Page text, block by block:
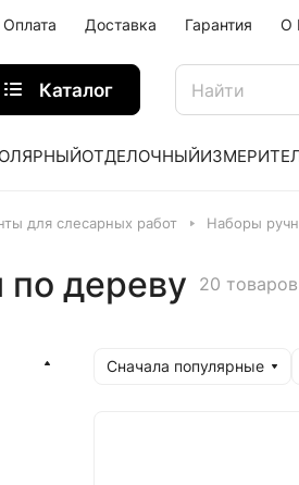
Оплата Доставка Гарантия О
Каталог
ОТДЕЛОЧНЫЙ
для слесарных работ Наборы
дереву 20 товаров
Сначала популярные